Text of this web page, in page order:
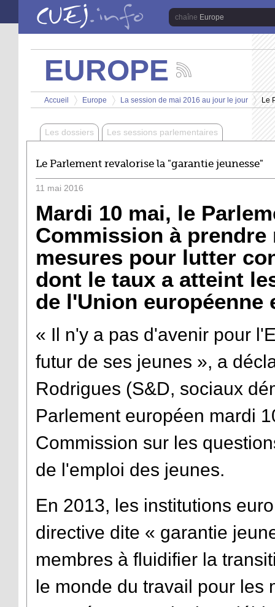
Aller au contenu principal
Europe
EUROPE
les
actualités
de
chaîne
Europe
Vous êtes ici
Accueil
>
Europe
>
La session de mai 2016 au jour le jour
>
Le
Les dossiers Les sessions parlementaires
Le Parlement revalorise la "garantie jeunesse"
11 mai 2016
Mardi 10 mai, le
Commission à
mesures pour lutter
dont le taux a atteint
de l'Union européenne
« Il n'y a pas d'avenir pour
futur de ses jeunes », a
Rodrigues (S&D, sociaux
Parlement européen mardi
Commission sur les
de l'emploi des jeunes.
En 2013, les institutions
directive dite « garantie
membres à fluidifier la
le monde du travail pour les